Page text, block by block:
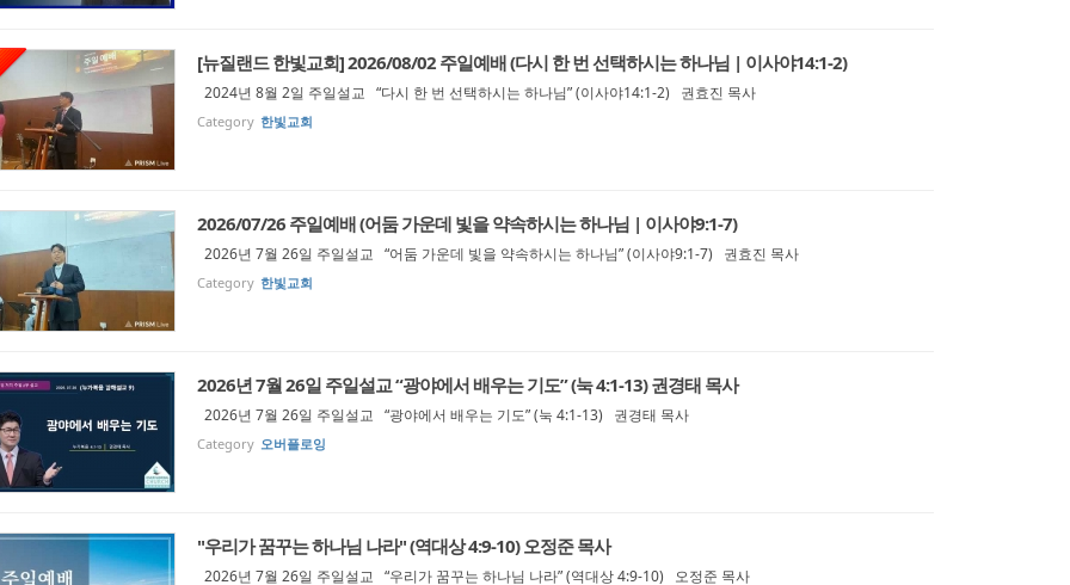
[뉴질랜드 한빛교회] 2026/08/02 주일예배 (다시 한 번 선택하시는 하나님 | 이사야14:1-2)
2024년 8월 2일 주일설교 “다시 한 번 선택하시는 하나님” (이사야14:1-2) 권효진 목사
Category 한빛교회
2026/07/26 주일예배 (어둠 가운데 빛을 약속하시는 하나님 | 이사야9:1-7)
2026년 7월 26일 주일설교 “어둠 가운데 빛을 약속하시는 하나님” (이사야9:1-7) 권효진 목사
Category 한빛교회
2026년 7월 26일 주일설교 “광야에서 배우는 기도” (눅 4:1-13) 권경태 목사
2026년 7월 26일 주일설교 “광야에서 배우는 기도” (눅 4:1-13) 권경태 목사
Category 오버플로잉
"우리가 꿈꾸는 하나님 나라" (역대상 4:9-10) 오정준 목사
2026년 7월 26일 주일설교 “우리가 꿈꾸는 하나님 나라” (역대상 4:9-10) 오정준 목사